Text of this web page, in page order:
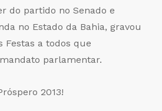
do partido no Senado e
no Estado da Bahia, gravou
Festas a todos que
parlamentar.
2013!